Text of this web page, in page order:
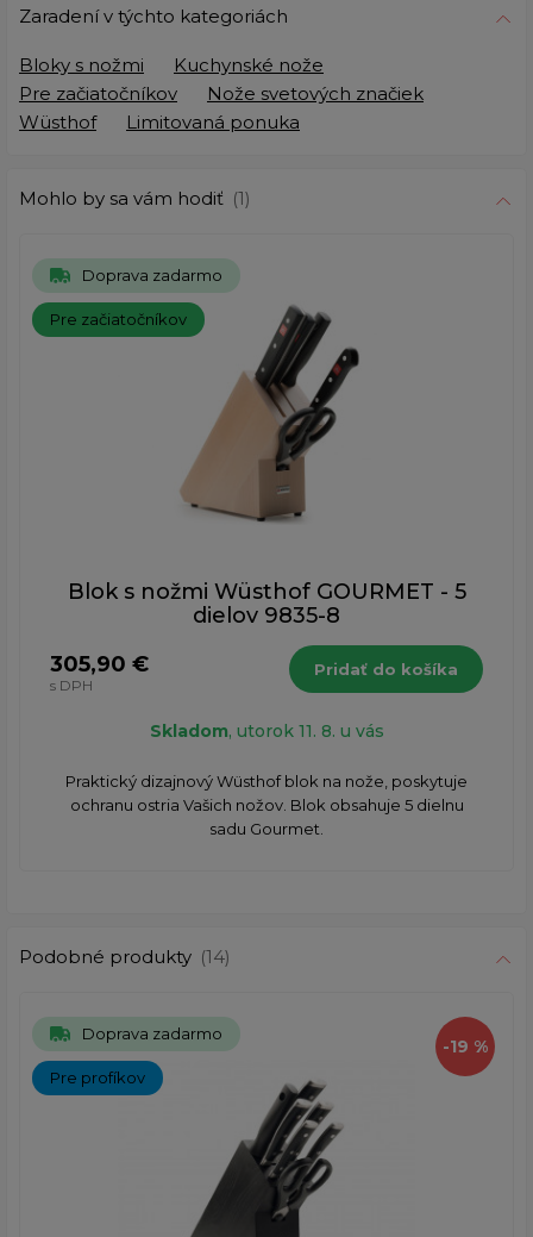
Zaradení v týchto kategoriách
Bloky s nožmi
Kuchynské nože
Pre začiatočníkov
Nože svetových značiek
Wüsthof
Limitovaná ponuka
Mohlo by sa vám hodiť (1)
Doprava zadarmo
Pre začiatočníkov
Blok s nožmi Wüsthof GOURMET - 5
dielov 9835-8
305,90 €
s DPH
Pridať do košíka
Skladom, utorok 11. 8. u vás
Praktický dizajnový Wüsthof blok na nože, poskytuje
ochranu ostria Vašich nožov. Blok obsahuje 5 dielnu
sadu Gourmet.
Podobné produkty (14)
-19 %
Doprava zadarmo
Pre profíkov